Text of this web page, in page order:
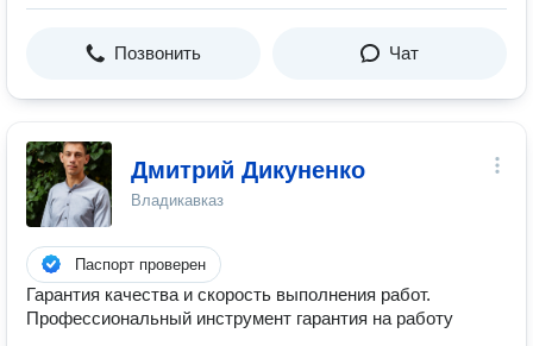
Позвонить Чат
Дмитрий Дикуненко
Владикавказ
Паспорт проверен
Гарантия качества и скорость выполнения работ.
Профессиональный инструмент гарантия на работу